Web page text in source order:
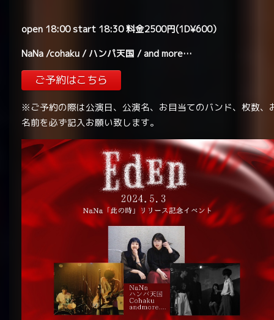
open 18:00 start 18:30 料金2500円(1D¥600）
NaNa /cohaku / ハンパ天国 / and more…
ご予約はこちら
※ご予約の際は公演日、公演名、お目当てのバンド、枚数、
名前を必ず記入お願い致します。